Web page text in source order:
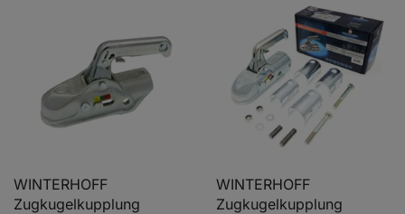
WINTERHOFF
Zugkugelkupplung
WINTERHOFF
Zugkugelkupplung